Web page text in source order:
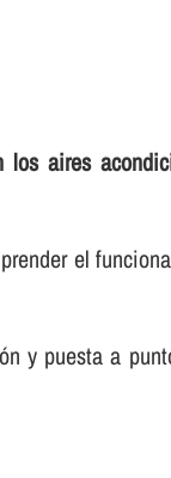
aires
el
y puesta a